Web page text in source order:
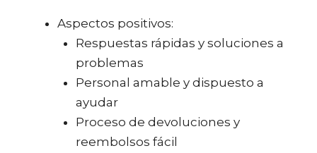
Aspectos positivos:
Respuestas rápidas y soluciones a
problemas
Personal amable y dispuesto a
ayudar
Proceso de devoluciones y
reembolsos fácil